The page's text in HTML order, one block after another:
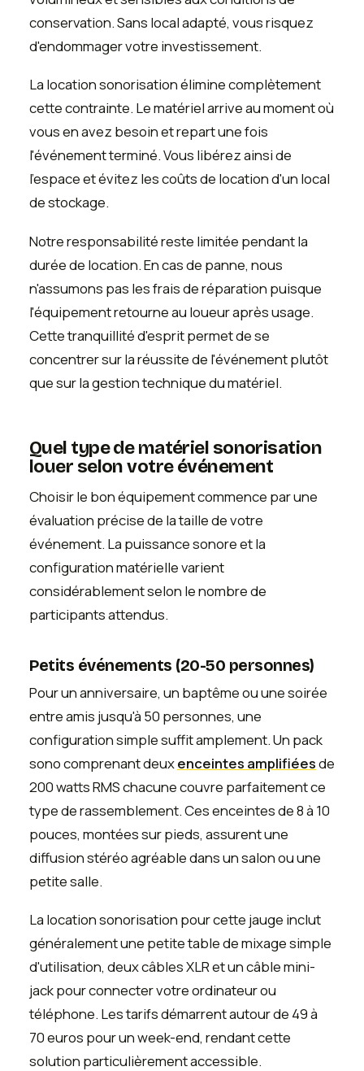
conservation. Sans local adapté, vous risquez
d'endommager votre investissement.
La location sonorisation élimine complètement
cette contrainte. Le matériel arrive au moment où
vous en avez besoin et repart une fois
l'événement terminé. Vous libérez ainsi de
l'espace et évitez les coûts de location d'un local
de stockage.
Notre responsabilité reste limitée pendant la
durée de location. En cas de panne, nous
n'assumons pas les frais de réparation puisque
l'équipement retourne au loueur après usage.
Cette tranquillité d'esprit permet de se
concentrer sur la réussite de l'événement plutôt
que sur la gestion technique du matériel.
Quel type de matériel sonorisation
louer selon votre événement
Choisir le bon équipement commence par une
évaluation précise de la taille de votre
événement. La puissance sonore et la
configuration matérielle varient
considérablement selon le nombre de
participants attendus.
Petits événements (20-50 personnes)
Pour un anniversaire, un baptême ou une soirée
entre amis jusqu'à 50 personnes, une
configuration simple suffit amplement. Un pack
sono comprenant deuxenceintes amplifiéesde
200 watts RMS chacune couvre parfaitement ce
type de rassemblement. Ces enceintes de 8 à 10
pouces, montées sur pieds, assurent une
diffusion stéréo agréable dans un salon ou une
petite salle.
La location sonorisation pour cette jauge inclut
généralement une petite table de mixage simple
d'utilisation, deux câbles XLR et un câble mini-
jack pour connecter votre ordinateur ou
téléphone. Les tarifs démarrent autour de 49 à
70 euros pour un week-end, rendant cette
solution particulièrement accessible.